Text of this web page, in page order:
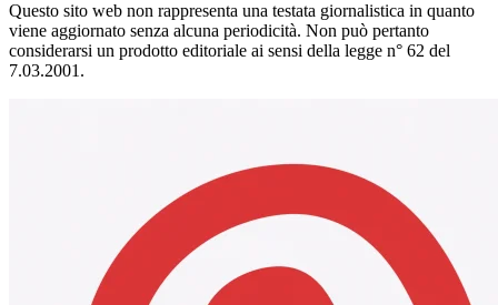
Questo sito web non rappresenta una testata giornalistica in quanto
viene aggiornato senza alcuna periodicità. Non può pertanto
considerarsi un prodotto editoriale ai sensi della legge n° 62 del
7.03.2001.